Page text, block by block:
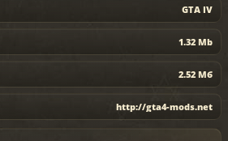
GTA IV
1.32 Mb
2.52 Мб
http://gta4-mods.net